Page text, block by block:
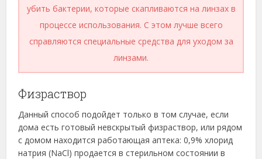
убить бактерии, которые скапливаются на линзах в
процессе использования. С этом лучше всего
справляются специальные средства для уходом за
линзами.
Физраствор
Данный способ подойдет только в том случае, если
дома есть готовый невскрытый физраствор, или рядом
с домом находится работающая аптека: 0,9% хлорид
натрия (NaCl) продается в стерильном состоянии в